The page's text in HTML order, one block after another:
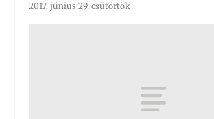
2017. június 29. csütörtök